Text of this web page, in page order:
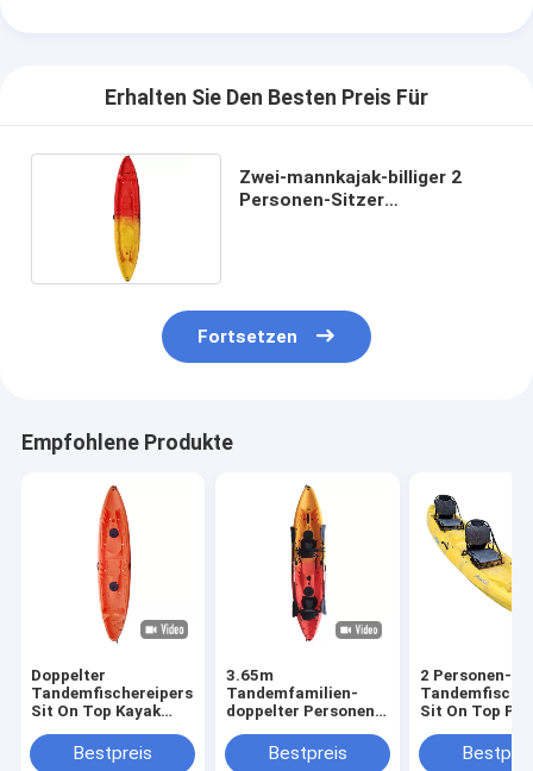
Erhalten Sie Den Besten Preis Für
Zwei-mannkajak-billiger 2
Personen-Sitzer
Fortsetzen
Empfohlene Produkte
Doppelter
Tandemfischereipersonen-
Sit On Top Kayak
kajak-2Bestpreis
3.65m
Tandemfamilien-
doppelter Personen-
Bestpreis
2 Personen-
Sit On Top
langlebiges